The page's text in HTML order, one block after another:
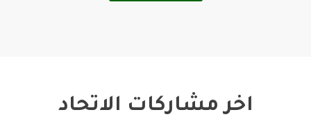
اخر مشاركات الاتحاد